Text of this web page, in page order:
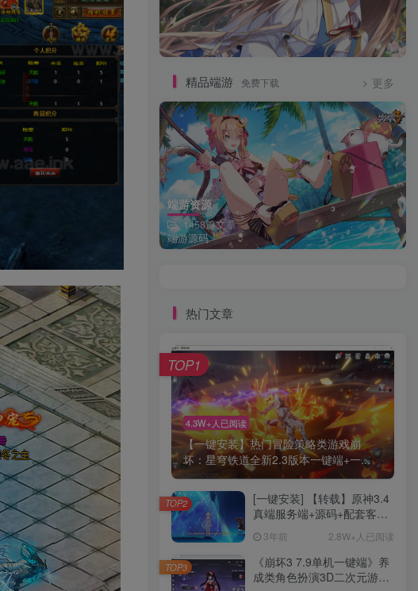
精品端游 免费下载 更多
端游资源
1458篇文章
端游源码
热门文章
4.3W+人已阅读
【一键安装】热门冒险策略类游戏崩
坏：星穹铁道全新2.3版本一键端+一...
TOP1
[一键安装] 【转载】原神3.4
真端服务端+源码+配套客户
说明文件
3年前 2.8W+人已阅读
TOP2
《崩坏3 7.9单机一键端》养
成类角色扮演3D二次元游
TOP3